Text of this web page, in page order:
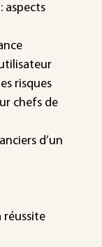
aspects
risques
chefs de
d’un
réussite